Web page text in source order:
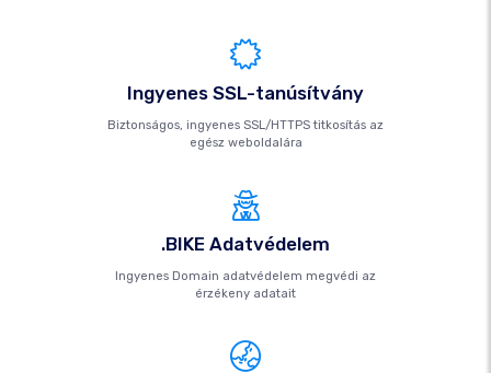
Ingyenes SSL-tanúsítvány
Biztonságos, ingyenes SSL/HTTPS titkosítás az
egész weboldalára
.BIKE Adatvédelem
Ingyenes Domain adatvédelem megvédi az
érzékeny adatait